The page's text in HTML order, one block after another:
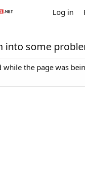
Log in
into some
the page was